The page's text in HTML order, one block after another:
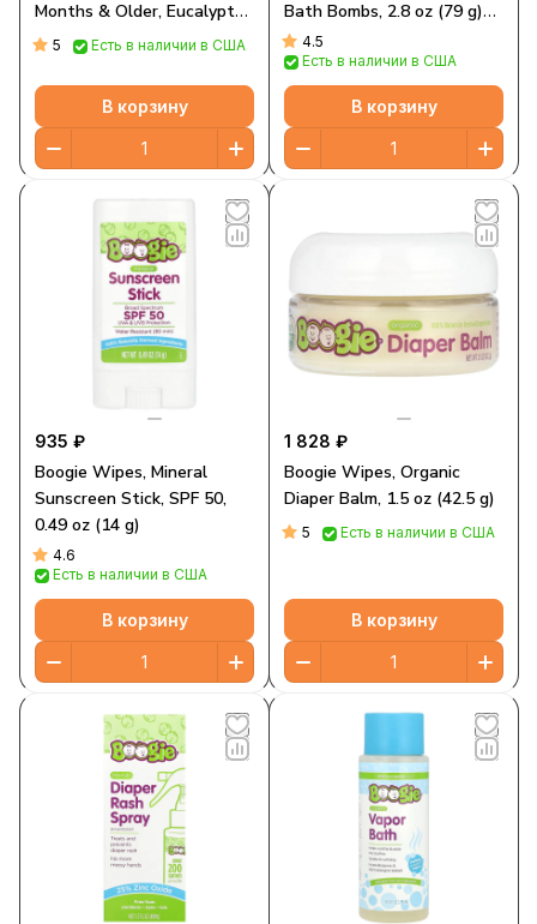
Months & Older, Eucalyptus
& Lavender, 0.49 oz (14 g)
5 Есть в наличии в США
В корзину
Bath Bombs, 2.8 oz (79 g)
Each
4.5
Есть в наличии в США
В корзину
935 ₽
Boogie Wipes, Mineral
Sunscreen Stick, SPF 50,
0.49 oz (14 g)
4.6
Есть в наличии в США
В корзину
1 828 ₽
Boogie Wipes, Organic
Diaper Balm, 1.5 oz (42.5 g)
5 Есть в наличии в США
В корзину